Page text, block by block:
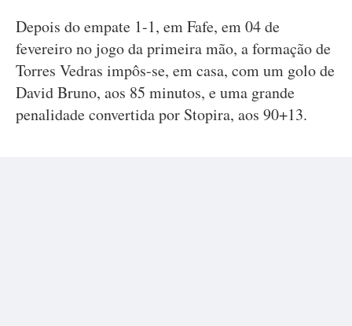
Depois do empate 1-1, em Fafe, em 04 de
fevereiro no jogo da primeira mão, a formação de
Torres Vedras impôs-se, em casa, com um golo de
David Bruno, aos 85 minutos, e uma grande
penalidade convertida por Stopira, aos 90+13.